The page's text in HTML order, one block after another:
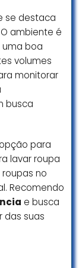
Sorrilha
☆ 5/5
serviço
me
e
para
de
se destaca
ambiente é
boa
volumes
monitorar
busca
para
lavar roupa
no
Recomendo
e busca
das suas